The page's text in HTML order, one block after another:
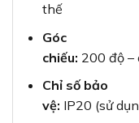
thế
Góc
chiếu: 200 độ –
Chỉ số bảo
vệ: IP20 (sử